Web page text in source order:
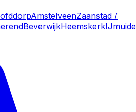
AmstelveenZaanstad /
BeverwijkHeemskerk